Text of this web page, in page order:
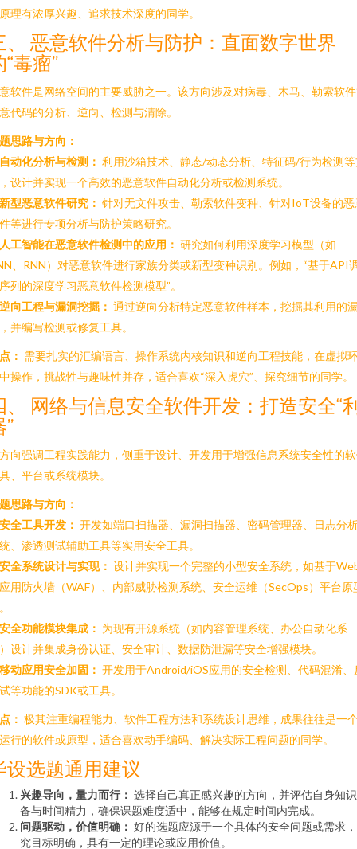
理有浓厚兴趣、追求技术深度的同学。
、 恶意软件分析与防护：直面数字世界
“毒瘤”
软件是网络空间的主要威胁之一。该方向涉及对病毒、木马、勒索软
代码的分析、逆向、检测与清除。
思路与方向：
自动化分析与检测： 利用沙箱技术、静态/动态分析、特征码/行为检测
设计并实现一个高效的恶意软件自动化分析或检测系统。
新型恶意软件研究： 针对无文件攻击、勒索软件变种、针对IoT设备的恶
等进行专项分析与防护策略研究。
人工智能在恶意软件检测中的应用： 研究如何利用深度学习模型（如
、RNN）对恶意软件进行家族分类或新型变种识别。例如，“基于API
列的深度学习恶意软件检测模型”。
逆向工程与漏洞挖掘： 通过逆向分析特定恶意软件样本，挖掘其利用的
并编写检测或修复工具。
： 需要扎实的汇编语言、操作系统内核知识和逆向工程技能，在虚拟
操作，挑战性与趣味性并存，适合喜欢“深入虎穴”、探究细节的同学。
、 网络与信息安全软件开发：打造安全“
”
向强调工程实践能力，侧重于设计、开发用于增强信息系统安全性的
、平台或系统模块。
思路与方向：
安全工具开发： 开发如端口扫描器、漏洞扫描器、密码管理器、日志分
、渗透测试辅助工具等实用安全工具。
安全系统设计与实现： 设计并实现一个完整的小型安全系统，如基于
用防火墙（WAF）、内部威胁检测系统、安全运维（SecOps）平台原
安全功能模块集成： 为现有开源系统（如内容管理系统、办公自动化系
设计并集成身份认证、安全审计、数据防泄漏等安全增强模块。
移动应用安全加固： 开发用于Android/iOS应用的安全检测、代码混淆、
等功能的SDK或工具。
： 极其注重编程能力、软件工程方法和系统设计思维，成果往往是一
行的软件或原型，适合喜欢动手编码、解决实际工程问题的同学。
设选题通用建议
兴趣导向，量力而行： 选择自己真正感兴趣的方向，并评估自身知
备与时间精力，确保课题难度适中，能够在规定时间内完成。
问题驱动，价值明确： 好的选题应源于一个具体的安全问题或需求
究目标明确，具有一定的理论或应用价值。